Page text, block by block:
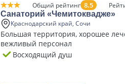
Общий рейтинг 8.5
Санаторий «Чемитоквадже»
Краснодарский край, Сочи
Большая территория, хорошее
вежливый персонал
Восходящий душ